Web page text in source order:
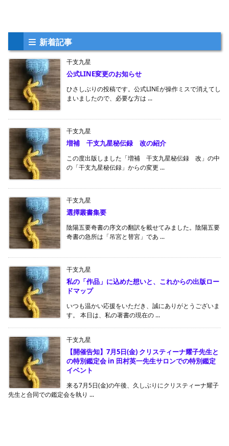
新着記事
干支九星
公式LINE変更のお知らせ
ひさしぶりの投稿です。公式LINEが操作ミスで消えてし
まいましたので、必要な方は ...
干支九星
増補 干支九星秘伝録 改の紹介
この度出版しました「増補 干支九星秘伝録 改」の中
の「干支九星秘伝録」からの変更 ...
干支九星
選擇叢書集要
陰陽五要奇書の序文の翻訳を載せてみました。陰陽五要
奇書の急所は「吊宮と替宮」であ ...
干支九星
私の「作品」に込めた想いと、これからの出版ロー
ドマップ
いつも温かい応援をいただき、誠にありがとうございま
す。 本日は、私の著書の現在の ...
干支九星
【開催告知】7月5日(金) クリスティーナ耀子先生と
の特別鑑定会 in 田村英一先生サロンでの特別鑑定
イベント
来る7月5日(金)の午後、久しぶりにクリスティーナ耀子
先生と合同での鑑定会を執り ...